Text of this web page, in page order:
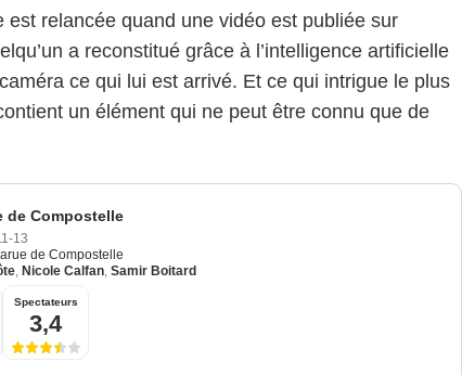
est relancée quand une vidéo est publiée sur
a reconstitué grâce à l’intelligence artificielle
ce qui lui est arrivé. Et ce qui intrigue le plus
un élément qui ne peut être connu que de
de Compostelle
13
de Compostelle
, Nicole Calfan, Samir Boitard
Spectateurs
3,4